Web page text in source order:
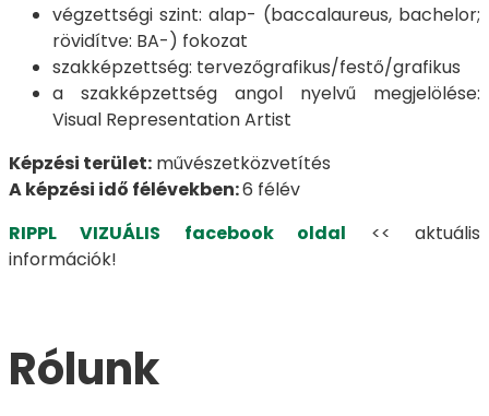
végzettségi szint: alap- (baccalaureus, bachelor;
rövidítve: BA-) fokozat
szakképzettség: tervezőgrafikus/festő/grafikus
a szakképzettség angol nyelvű megjelölése:
Visual Representation Artist
Képzési terület: művészetközvetítés
A képzési idő félévekben:6 félév
RIPPL VIZUÁLIS facebook oldal << aktuális
információk!
Rólunk